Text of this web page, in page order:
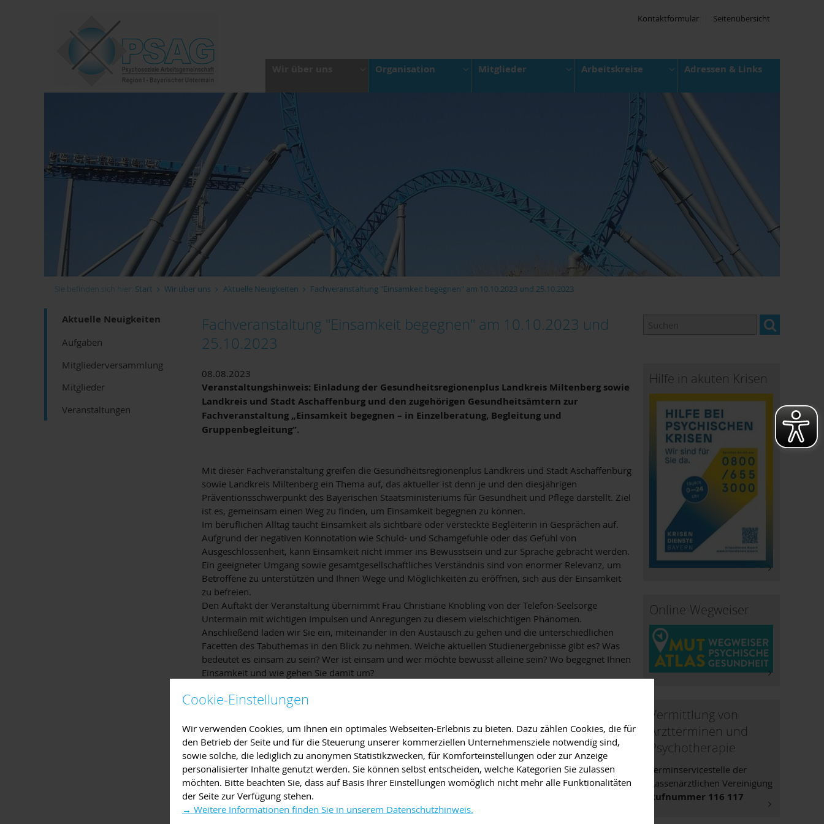
Cookie-Einstellungen
Wir verwenden Cookies, um Ihnen ein optimales Webseiten-Erlebnis zu bieten. Dazu zählen Cookies, die für
den Betrieb der Seite und für die Steuerung unserer kommerziellen Unternehmensziele notwendig sind,
sowie solche, die lediglich zu anonymen Statistikzwecken, für Komforteinstellungen oder zur Anzeige
personalisierter Inhalte genutzt werden. Sie können selbst entscheiden, welche Kategorien Sie zulassen
möchten. Bitte beachten Sie, dass auf Basis Ihrer Einstellungen womöglich nicht mehr alle Funktionalitäten
der Seite zur Verfügung stehen.
→ Weitere Informationen finden Sie in unserem Datenschutzhinweis.
Kontaktformular Seitenübersicht
Organisation Mitglieder Arbeitskreise Adressen & Links
Sie befinden sich hier: Start Wir über uns Aktuelle Neuigkeiten Fachveranstaltung "Einsamkeit begegnen" am 10.10.2023 und 25.10.2023
Aktuelle Neuigkeiten
Aufgaben
Mitgliederversammlung
Mitglieder
Veranstaltungen
Fachveranstaltung "Einsamkeit begegnen" am 10.10.2023 und
25.10.2023
08.08.2023
Veranstaltungshinweis: Einladung der Gesundheitsregionenplus Landkreis Miltenberg sowie
Landkreis und Stadt Aschaffenburg und den zugehörigen Gesundheitsämtern zur
Fachveranstaltung „Einsamkeit begegnen – in Einzelberatung, Begleitung und
Gruppenbegleitung“.
Mit dieser Fachveranstaltung greifen die Gesundheitsregionenplus Landkreis und Stadt Aschaffenburg
sowie Landkreis Miltenberg ein Thema auf, das aktueller ist denn je und den diesjährigen
Präventionsschwerpunkt des Bayerischen Staatsministeriums für Gesundheit und Pflege darstellt. Ziel
ist es, gemeinsam einen Weg zu finden, um Einsamkeit begegnen zu können.
Im beruflichen Alltag taucht Einsamkeit als sichtbare oder versteckte Begleiterin in Gesprächen auf.
Aufgrund der negativen Konnotation wie Schuld- und Schamgefühle oder das Gefühl von
Ausgeschlossenheit, kann Einsamkeit nicht immer ins Bewusstsein und zur Sprache gebracht werden.
Ein geeigneter Umgang sowie gesamtgesellschaftliches Verständnis sind von enormer Relevanz, um
Betroffene zu unterstützen und Ihnen Wege und Möglichkeiten zu eröffnen, sich aus der Einsamkeit
zu befreien.
Den Auftakt der Veranstaltung übernimmt Frau Christiane Knobling von der Telefon-Seelsorge
Untermain mit wichtigen Impulsen und Anregungen zu diesem vielschichtigen Phänomen.
Anschließend laden wir Sie ein, miteinander in den Austausch zu gehen und die unterschiedlichen
Facetten des Tabuthemas in den Blick zu nehmen. Welche aktuellen Studienergebnisse gibt es? Was
bedeutet es einsam zu sein? Wer ist einsam und wer möchte bewusst alleine sein? Wo begegnet Ihnen
Einsamkeit und wie gehen Sie damit um?
Rahmen verschiedener Workshops eine unterstützende Haltung mit wertschätzenden Worten
Termin 1:Dienstag, 10. Oktober 2023, 10:00 bis 13:00 Uhr F.a.n. Frankenstolzarena, Herbert-
Neumeyer-Lounge Seidelstraße 2, 63743 Aschaffenburg
Anmeldung:GesundheitsregionPlus@Lra-ab.bayern.de
Hilfe in akuten Krisen
Online-Wegweiser
Vermittlung von
Arztterminen und
Psychotherapie
Terminservicestelle der
Kassenärztlichen Vereinigung
Rufnummer 116 117